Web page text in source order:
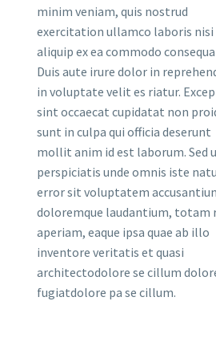
minim veniam, quis nostrud
exercitation ullamco laboris nisi
aliquip ex ea commodo
Duis aute irure dolor in
in voluptate velit es riatur.
sint occaecat cupidatat non
sunt in culpa qui officia deserunt
mollit anim id est laborum. Sed
perspiciatis unde omnis iste
error sit voluptatem
doloremque laudantium, totam
aperiam, eaque ipsa quae ab illo
inventore veritatis et quasi
architectodolore se cillum
fugiatdolore pa se cillum.